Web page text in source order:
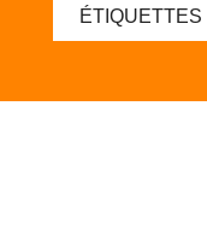
ÉTIQUETTES